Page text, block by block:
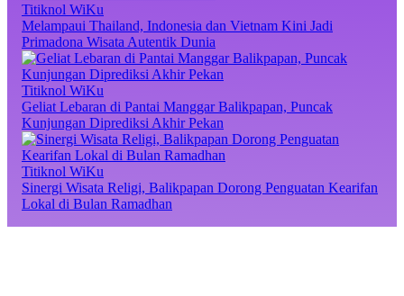
Titiknol WiKu
Melampaui Thailand, Indonesia dan Vietnam Kini Jadi
Primadona Wisata Autentik Dunia
Titiknol WiKu
Geliat Lebaran di Pantai Manggar Balikpapan, Puncak
Kunjungan Diprediksi Akhir Pekan
Titiknol WiKu
Sinergi Wisata Religi, Balikpapan Dorong Penguatan Kearifan
Lokal di Bulan Ramadhan